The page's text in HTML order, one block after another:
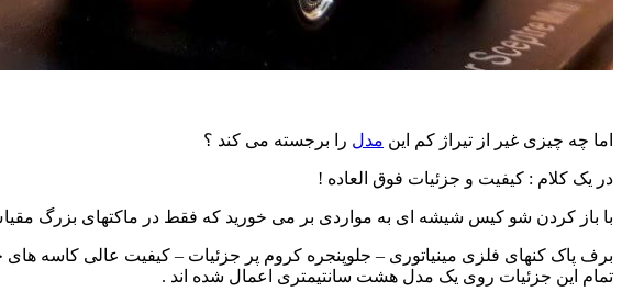
اما چه چیزی غیر از تیراژ کم این مدل را برجسته می کند ؟
در یک کلام : کیفیت و جزئیات فوق العاده !
با باز کردن شو کیس شیشه ای به مواردی بر می خورید که فقط در ماکتهای بزرگ
برف پاک کنهای فلزی مینیاتوری – جلوپنجره کروم پر جزئیات – کیفیت عالی کاسه
تمام این جزئیات روی یک مدل هشت سانتیمتری اعمال شده اند .